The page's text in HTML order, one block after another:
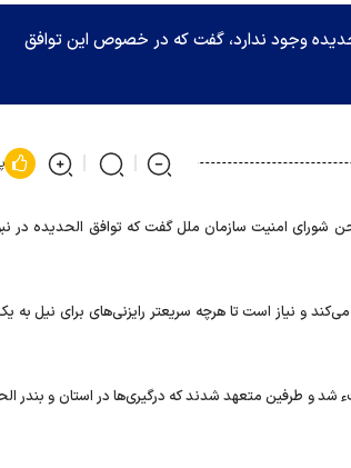
وجود ندارد، گفت که در خصوص این توافق
شورای امنیت سازمان ملل گفت که توافق الحدیده در
و نیاز است تا هرچه سریعتر رایزنی‌های برای نیل به
و طرفین متعهد شدند که درگیری‌ها در استان و بندر